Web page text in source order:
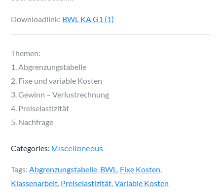
Downloadlink: BWL KA G1 (1)
Themen:
1. Abgrenzungstabelle
2. Fixe und variable Kosten
3. Gewinn – Verlustrechnung
4. Preiselastizität
5. Nachfrage
Categories: Miscellaneous
Tags:Abgrenzungstabelle, BWL, Fixe Kosten,
Klassenarbeit, Preiselastizität,Variable Kosten